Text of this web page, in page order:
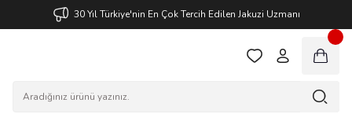
30 Yıl Türkiye'nin En Çok Tercih Edilen Jakuzi Uzmanı